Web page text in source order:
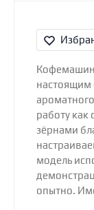
настоящим
работу как
зёрнами
модель
опытно.